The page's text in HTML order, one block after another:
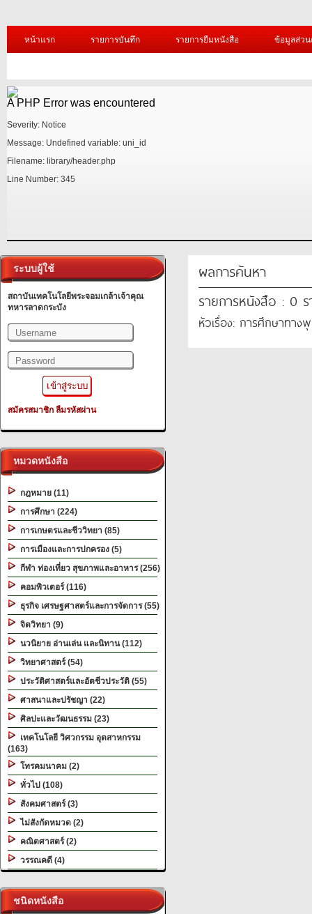
หน้าแรก รายการบันทึก รายการยืมหนังสือ ข้อมูลส่ว
A PHP Error was encountered
Severity: Notice
Message: Undefined variable: uni_id
Filename: library/header.php
Line Number: 345
A PHP Error was encountered
Severity: Notice
Message: Undefined variable: uni_id
Line Number: 345
A PHP Error was encountered
Severity: Warning
Message: filemtime(): stat failed for
"alt="Slider 01" />
ระบบผู้ใช้
สถาบันเทคโนโลยีพระจอมเกล้าเจ้าคุณ
ทหารลาดกระบัง
สมัครสมาชิก ลืมรหัสผ่าน
หมวดหนังสือ
กฎหมาย (11)
การศึกษา (224)
การเกษตรและชีววิทยา (85)
การเมืองและการปกครอง (5)
กีฬา ท่องเที่ยว สุขภาพและอาหาร (256)
คอมพิวเตอร์ (116)
ธุรกิจ เศรษฐศาสตร์และการจัดการ (55)
จิตวิทยา (9)
นวนิยาย อ่านเล่น และนิทาน (112)
วิทยาศาสตร์ (54)
ประวัติศาสตร์และอัตชีวประวัติ (55)
ศาสนาและปรัชญา (22)
ศิลปะและวัฒนธรรม (23)
เทคโนโลยี วิศวกรรม อุตสาหกรรม
(163)
โทรคมนาคม (2)
ทั่วไป (108)
สังคมศาสตร์ (3)
ไม่สังกัดหมวด (2)
คณิตศาสตร์ (2)
วรรณคดี (4)
ชนิดหนังสือ
ผลการค้นหา
รายการหนังสือ : 0 ร
หัวเรื่อง: การศึกษาทาง